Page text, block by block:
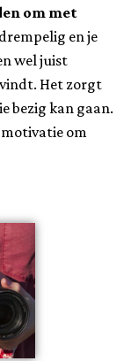
om met
en je
wel juist
Het zorgt
bezig kan gaan.
om